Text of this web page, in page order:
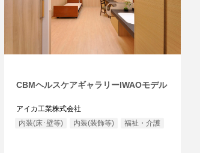
CBMヘルスケアギャラリーIWAOモデル
アイカ工業株式会社
内装(床･壁等)
内装(装飾等) 福祉・介護